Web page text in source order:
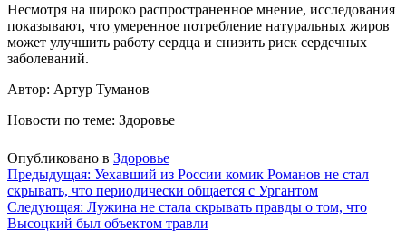
Несмотря на широко распространенное мнение, исследования
показывают, что умеренное потребление натуральных жиров
может улучшить работу сердца и снизить риск сердечных
заболеваний.
Автор: Артур Туманов
Новости по теме: Здоровье
Опубликовано в Здоровье
Навигация
по
записям
Предыдущая: Уехавший из России комик Романов не стал
скрывать, что периодически общается с Ургантом
Следующая: Лужина не стала скрывать правды о том, что
Высоцкий был объектом травли